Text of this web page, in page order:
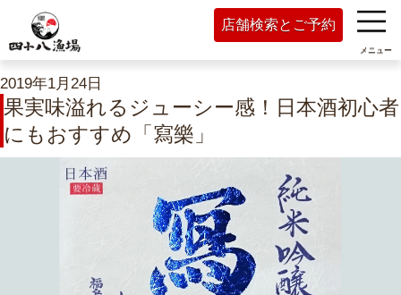
店舗検索とご予約
メニュー
2019年1月24日
果実味溢れるジューシー感！日本酒初心者
にもおすすめ「寫樂」